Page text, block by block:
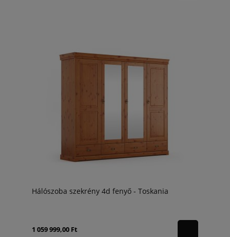
Hálószoba szekrény 4d fenyő - Toskania
1 059 999,00 Ft